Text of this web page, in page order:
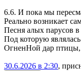
6.6. И пока мы
Реально возникает
Песня алых парусов
Под которую
ОгненНой дар птицы,
30.6.2026 в 2:30,